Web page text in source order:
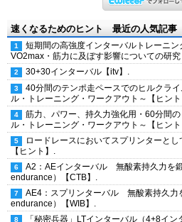
速くなるためのヒント 最近の人気記事
短期間の高強度インターバルトレーニン
VO2max・筋力に及ぼす影響についての研
30+30インターバル【itv】.
40分間のテンポ走ペースでのヒルクラ
ル・トレーニング・ワークアウト～【ヒン
筋力、パワー、持久力強化用・60分間
ル・トレーニング・ワークアウト～【ヒン
ロードレースにおいてスプリンターと
【ヒント】.
A2：AEインターバル 無酸素持久力を
endurance）【CTB】.
AE4：スプリンターバル 無酸素持久力
endurance）【WIB】.
「秘密兵器」LTインターバル（4+8イ